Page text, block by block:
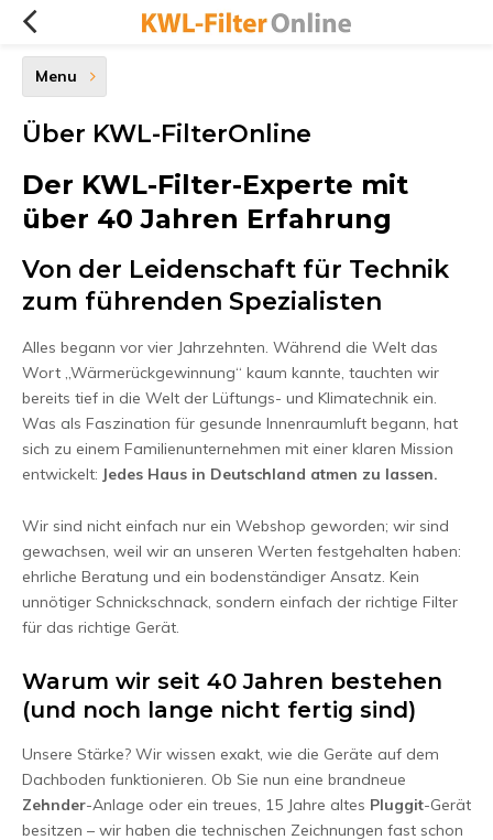
Menu
Über KWL-FilterOnline
Der KWL-Filter-Experte mit
über 40 Jahren Erfahrung
Von der Leidenschaft für Technik
zum führenden Spezialisten
Alles begann vor vier Jahrzehnten. Während die Welt das
Wort „Wärmerückgewinnung“ kaum kannte, tauchten wir
bereits tief in die Welt der Lüftungs- und Klimatechnik ein.
Was als Faszination für gesunde Innenraumluft begann, hat
sich zu einem Familienunternehmen mit einer klaren Mission
entwickelt: Jedes Haus in Deutschland atmen zu lassen.
Wir sind nicht einfach nur ein Webshop geworden; wir sind
gewachsen, weil wir an unseren Werten festgehalten haben:
ehrliche Beratung und ein bodenständiger Ansatz. Kein
unnötiger Schnickschnack, sondern einfach der richtige Filter
für das richtige Gerät.
Warum wir seit 40 Jahren bestehen
(und noch lange nicht fertig sind)
Unsere Stärke? Wir wissen exakt, wie die Geräte auf dem
Dachboden funktionieren. Ob Sie nun eine brandneue
Zehnder-Anlage oder ein treues, 15 Jahre altes Pluggit-Gerät
besitzen – wir haben die technischen Zeichnungen fast schon